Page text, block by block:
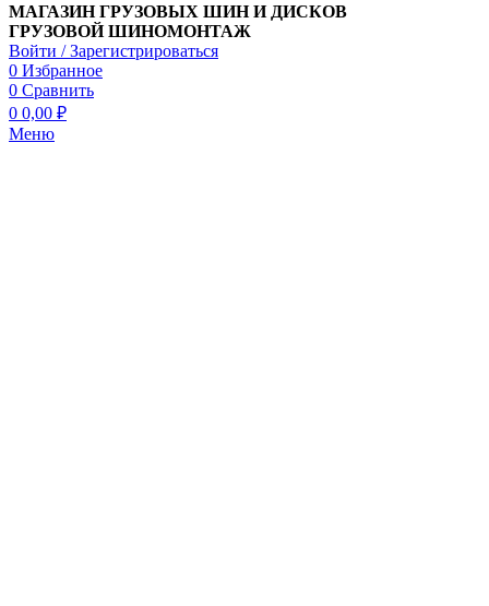
МАГАЗИН ГРУЗОВЫХ ШИН И ДИСКОВ
ГРУЗОВОЙ ШИНОМОНТАЖ
Войти / Зарегистрироваться
0 Избранное
0 Сравнить
0 0,00 ₽
Меню